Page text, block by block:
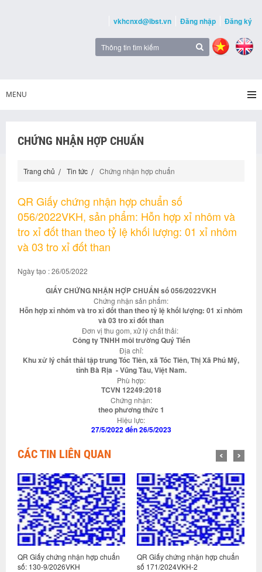
vkhcnxd@ibst.vn Đăng nhập Đăng ký
MENU
CHỨNG NHẬN HỢP CHUẨN
Trang chủ Tin tức Chứng nhận hợp chuẩn
QR Giấy chứng nhận hợp chuẩn số
056/2022VKH, sản phẩm: Hỗn hợp xỉ nhôm và
tro xỉ đốt than theo tỷ lệ khối lượng: 01 xỉ nhôm
và 03 tro xỉ đốt than
Ngày tạo : 26/05/2022
GIẤY CHỨNG NHẬN HỢP CHUẨN số 056/2022VKH
Chứng nhận sản phẩm:
Hỗn hợp xỉ nhôm và tro xỉ đốt than theo tỷ lệ khối lượng: 01 xỉ nhôm
và 03 tro xỉ đốt than
Đơn vị thu gom, xử lý chất thải:
Công ty TNHH môi trường Quý Tiến
Địa chỉ:
Khu xử lý chất thải tập trung Tóc Tiên, xã Tóc Tiên, Thị Xã Phú Mỹ,
tỉnh Bà Rịa - Vũng Tàu, Việt Nam.
Phù hợp:
TCVN 12249:2018
Chứng nhận:
theo phương thức 1
Hiệu lực:
27/5/2022 đến 26/5/2023
CÁC TIN LIÊN QUAN
QR Giấy chứng nhận hợp chuẩn
số: 130-9/2026VKH
QR Giấy chứng nhận hợp chuẩn
số 171/2024VKH-2